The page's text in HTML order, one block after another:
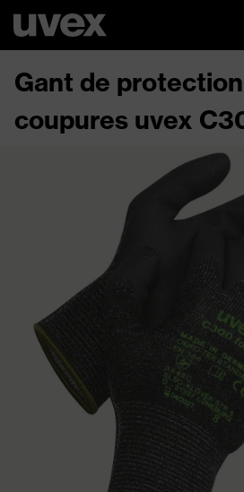
Gant de
coupures uvex